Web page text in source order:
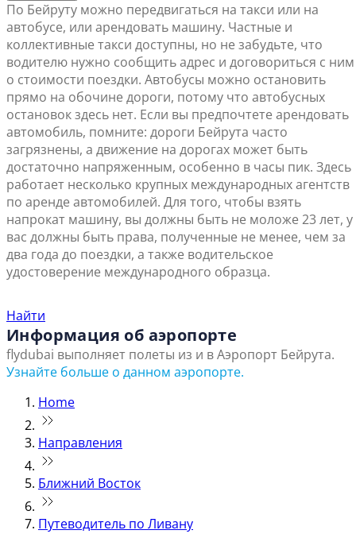
По Бейруту можно передвигаться на такси или на
автобусе, или арендовать машину. Частные и
коллективные такси доступны, но не забудьте, что
водителю нужно сообщить адрес и договориться с ним
о стоимости поездки. Автобусы можно остановить
прямо на обочине дороги, потому что автобусных
остановок здесь нет. Если вы предпочтете арендовать
автомобиль, помните: дороги Бейрута часто
загрязнены, а движение на дорогах может быть
достаточно напряженным, особенно в часы пик. Здесь
работает несколько крупных международных агентств
по аренде автомобилей. Для того, чтобы взять
напрокат машину, вы должны быть не моложе 23 лет, у
вас должны быть права, полученные не менее, чем за
два года до поездки, а также водительское
удостоверение международного образца.
Найти
Информация об аэропорте
flydubai выполняет полеты из и в Аэропорт Бейрута.
Узнайте больше о данном аэропорте.
Home
Направления
Ближний Восток
Путеводитель по Ливану